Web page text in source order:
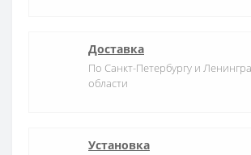
Доставка
По Санкт-Петербургу и
области
Установка